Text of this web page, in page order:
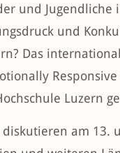
und
und
Das
Luzern
am 13.